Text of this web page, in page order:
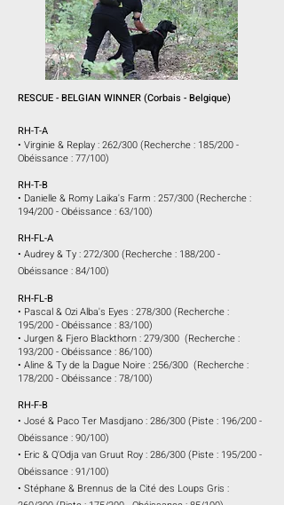
RESCUE - BELGIAN WINNER (Corbais - Belgique)
RH-T-A
• Virginie & Replay : 262/300 (Recherche : 185/200 -
Obéissance : 77/100)
RH-T-B
• Danielle & Romy Laika's Farm : 257/300 (Recherche :
194/200 - Obéissance : 63/100)
RH-FL-A
• Audrey & Ty : 272/300 (Recherche : 188/200 -
Obéissance : 84/100)
RH-FL-B
• Pascal & Ozi Alba's Eyes : 278/300 (Recherche :
195/200 - Obéissance : 83/100)
• Jurgen & Fjero Blackthorn : 279/300 (Recherche :
193/200 - Obéissance : 86/100)
• Aline & Ty de la Dague Noire : 256/300 (Recherche :
178/200 - Obéissance : 78/100)
RH-F-B
• José & Paco Ter Masdjano : 286/300 (Piste : 196/200 -
Obéissance : 90/100)
• Eric & Q'Odja van Gruut Roy : 286/300 (Piste : 195/200 -
Obéissance : 91/100)
• Stéphane & Brennus de la Cité des Loups Gris :